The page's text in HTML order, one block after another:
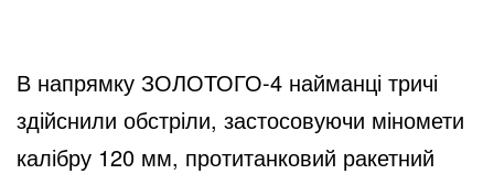
В напрямку ЗОЛОТОГО-4 найманці тричі
здійснили обстріли, застосовуючи міномети
калібру 120 мм, протитанковий ракетний